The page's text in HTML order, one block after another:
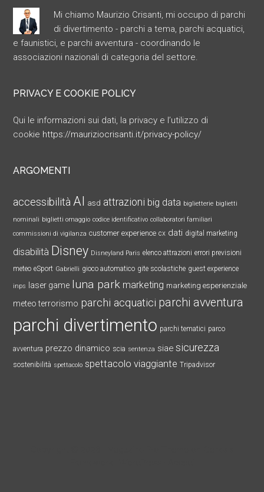
Mi chiamo Maurizio Crisanti, mi occupo di parchi
di divertimento - parchi a tema, parchi acquatici,
e faunistici, e parchi avventura - coordinando le
associazioni nazionali di categoria del settore.
PRIVACY E COOKIE POLICY
Qui le informazioni sui dati, la privacy e l’utilizzo di
cookie https://mauriziocrisanti.it/privacy-policy/
ARGOMENTI
accessibilità AI asd attrazioni big data biglietterie biglietti
nominali biglietti omaggio codice identificativo collaboratori familiari
commissioni di vigilanza customer experience cx dati digital marketing
disabilità Disney Disneyland Paris elenco attrazioni errori previsioni
meteo eSport Gabrielli gioco automatico gite scolastiche guest experience
inps laser game luna park marketing marketing esperienziale
meteo terrorismo parchi acquatici parchi avventura
parchi divertimento parchi tematici parco
avventura prezzo dinamico scia sentenza siae sicurezza
sostenibilità spettacolo spettacolo viaggiante Tripadvisor